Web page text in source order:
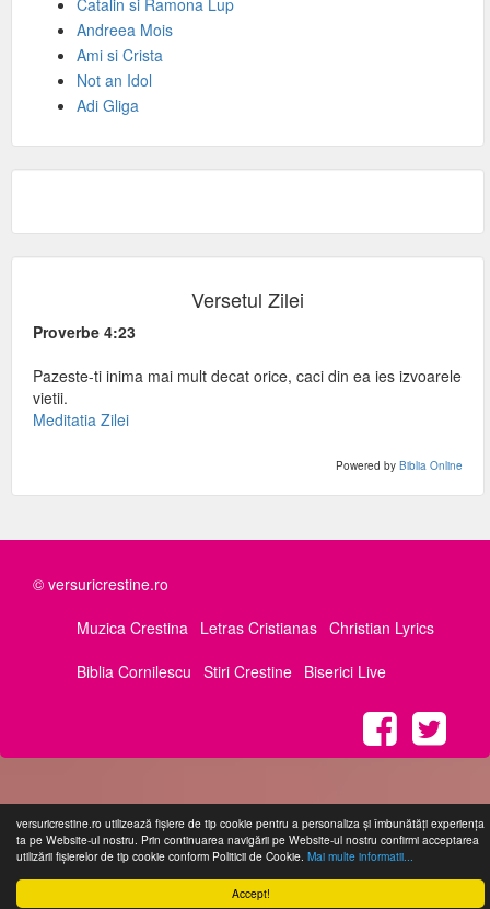
Accept!
versuricrestine.ro utilizează fişiere de tip cookie pentru a personaliza și îmbunătăți experiența
ta pe Website-ul nostru. Prin continuarea navigării pe Website-ul nostru confirmi acceptarea
utilizării fişierelor de tip cookie conform Politicii de Cookie. Mai multe informatii...
Catalin si Ramona Lup
Andreea Mois
Ami si Crista
Not an Idol
Adi Gliga
Versetul Zilei
Proverbe 4:23
Pazeste-ti inima mai mult decat orice, caci din ea ies izvoarele
vietii.
Meditatia Zilei
Powered by Biblia Online
© versuricrestine.ro
Muzica Crestina Letras Cristianas Christian Lyrics
Biblia Cornilescu Stiri Crestine Biserici Live